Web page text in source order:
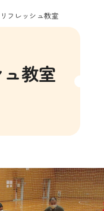
フレッシュ教室
教室